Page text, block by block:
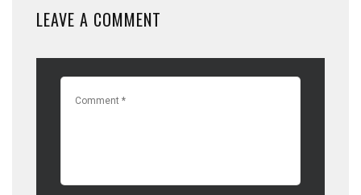
LEAVE A COMMENT